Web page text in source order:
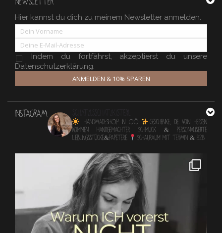
Hier kannst du dich zu meinem Newsletter anmelden.
Indem du fortfährst, akzeptierst du unsere
Datenschutzerklärung.
ANMELDEN & 10% SPAREN
INSTAGRAM
HANDMADESHOP in OÖ
Geschenke, die von Herzen
kommen Handgemachter Schmuck & personalisierte
Lieblingsstücke&Papeterie
Schauraum mit TERMIN & B2B